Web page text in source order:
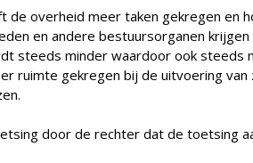
overheid meer taken gekregen en
en andere bestuursorganen
steeds minder waardoor ook
gekregen bij de uitvoering
door de rechter dat de toetsing